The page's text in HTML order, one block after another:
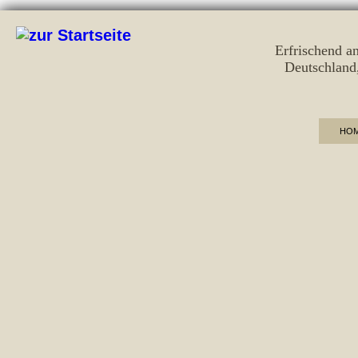
Erfrischend
Deutschland